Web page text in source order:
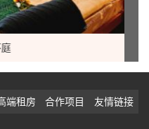
端租房 合作项目 友情链接